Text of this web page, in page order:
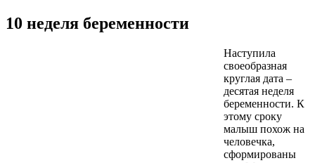
10 неделя беременности
Наступила
своеобразная
круглая дата –
десятая неделя
беременности. К
этому сроку
малыш похож на
человечка,
сформированы